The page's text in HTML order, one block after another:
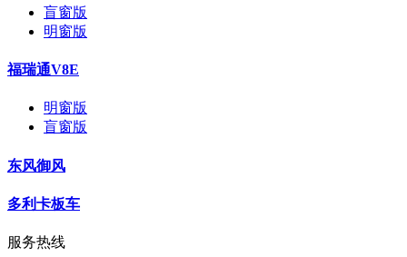
盲窗版
明窗版
福瑞通V8E
明窗版
盲窗版
东风御风
多利卡板车
服务热线